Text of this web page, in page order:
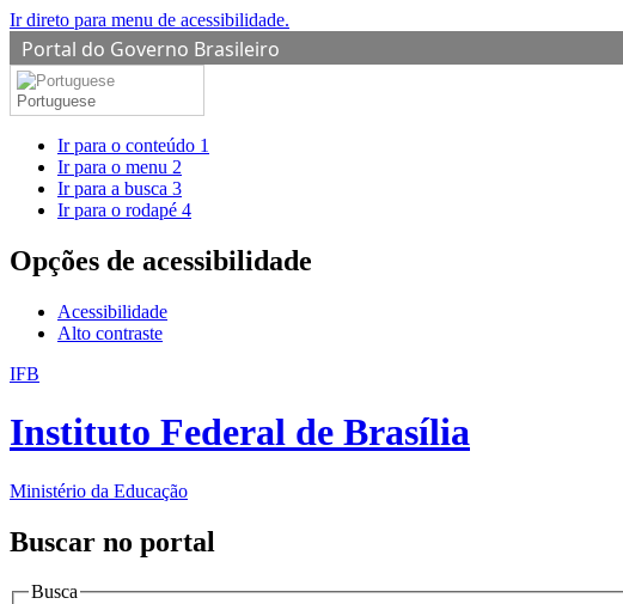
Ir direto para menu de acessibilidade.
Portal do Governo Brasileiro
Portuguese
Ir para o conteúdo 1
Ir para o menu 2
Ir para a busca 3
Ir para o rodapé 4
Opções de acessibilidade
Acessibilidade
Alto contraste
IFB
Instituto Federal de Brasília
Ministério da Educação
Buscar no portal
Busca